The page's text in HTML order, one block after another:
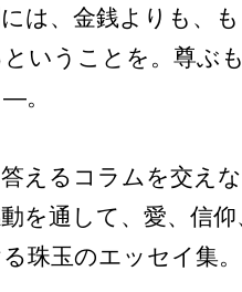
は、金銭よりも、
いうことを。尊ぶ
。
えるコラムを交え
を通して、愛、信
珠玉のエッセイ集。